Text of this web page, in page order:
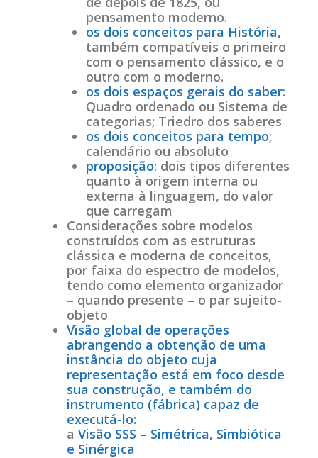
pensamento moderno.
os dois conceitos para História,
também compatíveis o primeiro
com o pensamento clássico, e o
outro com o moderno.
os dois espaços gerais do saber:
Quadro ordenado ou Sistema de
categorias; Triedro dos saberes
os dois conceitos para tempo;
calendário ou absoluto
proposição: dois tipos diferentes
quanto à origem interna ou
externa à linguagem, do valor
que carregam
Considerações sobre modelos
construídos com as estruturas
clássica e moderna de conceitos,
por faixa do espectro de modelos,
tendo como elemento organizador
– quando presente – o par sujeito-
objeto
Visão global de operações
abrangendo a obtenção de uma
instância do objeto cuja
representação está em foco desde
sua construção, e também do
instrumento (fábrica) capaz de
executá-lo:
a Visão SSS – Simétrica, Simbiótica
e Sinérgica